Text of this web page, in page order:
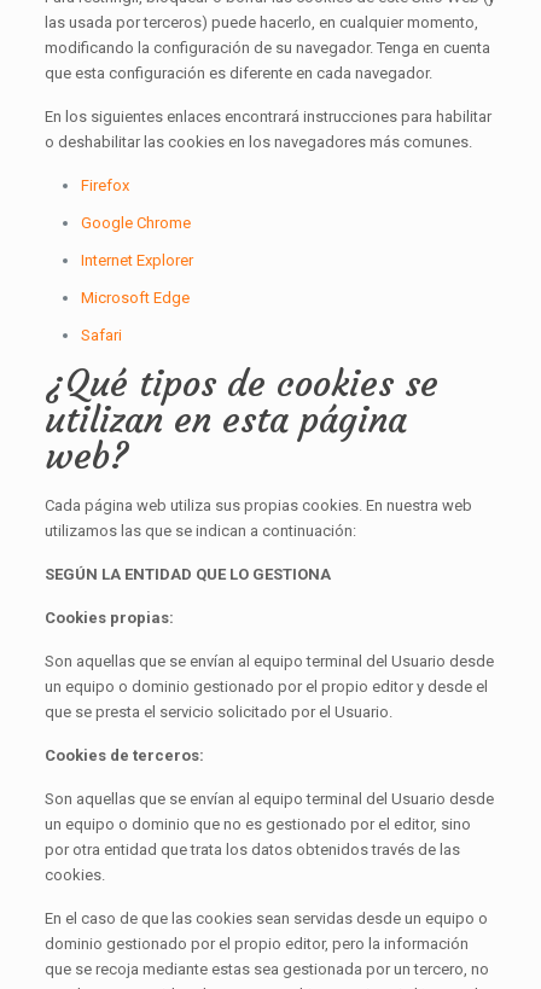
las usada por terceros) puede hacerlo, en cualquier momento,
modificando la configuración de su navegador. Tenga en cuenta
que esta configuración es diferente en cada navegador.
En los siguientes enlaces encontrará instrucciones para habilitar
o deshabilitar las cookies en los navegadores más comunes.
Firefox
Google Chrome
Internet Explorer
Microsoft Edge
Safari
¿Qué tipos de cookies se
utilizan en esta página
web?
Cada página web utiliza sus propias cookies. En nuestra web
utilizamos las que se indican a continuación:
SEGÚN LA ENTIDAD QUE LO GESTIONA
Cookies propias:
Son aquellas que se envían al equipo terminal del Usuario desde
un equipo o dominio gestionado por el propio editor y desde el
que se presta el servicio solicitado por el Usuario.
Cookies de terceros:
Son aquellas que se envían al equipo terminal del Usuario desde
un equipo o dominio que no es gestionado por el editor, sino
por otra entidad que trata los datos obtenidos través de las
cookies.
En el caso de que las cookies sean servidas desde un equipo o
dominio gestionado por el propio editor, pero la información
que se recoja mediante estas sea gestionada por un tercero, no